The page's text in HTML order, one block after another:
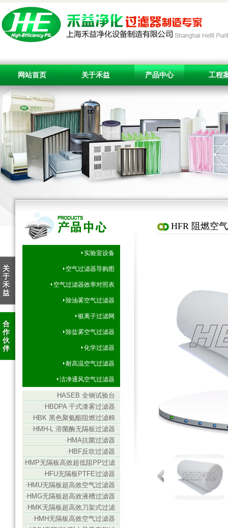
网站首页 关于禾益 产品中心 工程
关
于
禾
益
合
作
伙
伴
实验室设备
空气过滤器导购图
空气过滤器效率对照表
除油雾空气过滤器
银离子过滤网
除盐雾空气过滤器
化学过滤器
耐高温空气过滤器
洁净通风空气过滤器
· HASEB 全钢试验台
· HBDPA 干式漆雾过滤器
· HBK 黑色聚氨酯阻燃过滤棉
· HMH-L 溶菌酶无隔板过滤器
· HMA抗菌过滤器
· HBF反吹过滤器
· HMP无隔板高效超低阻PP过滤
器
· HFU无隔板PTFE过滤器
· HMU无隔板超高效空气过滤器
（ULPA）
· HMG无隔板超高效液槽过滤器
（ULPA）
· HMK无隔板超高效刀架式过滤
器（ULPA）
· HMH无隔板高效空气过滤器
HFR 阻燃空